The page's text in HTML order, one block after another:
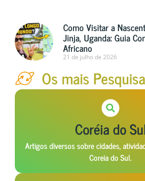
Como Visitar a
Jinja, Uganda: Guia
Africano
21 de julho de 2026
Os mais
Coréia do
Artigos diversos sobre cidades,
Coreia do Sul.